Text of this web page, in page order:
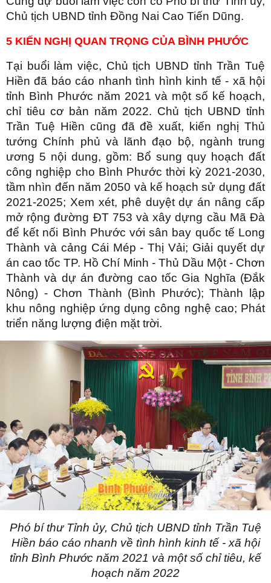
Chủ tịch UBND tỉnh Đồng Nai Cao Tiến Dũng.
5 KIẾN NGHỊ QUAN TRỌNG CỦA BÌNH PHƯỚC
Tại buổi làm việc, Chủ tịch UBND tỉnh Trần Tuệ
Hiền đã báo cáo nhanh tình hình kinh tế - xã hội
tỉnh Bình Phước năm 2021 và một số kế hoạch,
chỉ tiêu cơ bản năm 2022. Chủ tịch UBND tỉnh
Trần Tuệ Hiền cũng đã đề xuất, kiến nghị Thủ
tướng Chính phủ và lãnh đạo bộ, ngành trung
ương 5 nội dung, gồm: Bổ sung quy hoạch đất
công nghiệp cho Bình Phước thời kỳ 2021-2030,
tầm nhìn đến năm 2050 và kế hoạch sử dụng đất
2021-2025; Xem xét, phê duyệt dự án nâng cấp
mở rộng đường ĐT 753 và xây dựng cầu Mã Đà
để kết nối Bình Phước với sân bay quốc tế Long
Thành và cảng Cái Mép - Thị Vải; Giải quyết dự
án cao tốc TP. Hồ Chí Minh - Thủ Dầu Một - Chơn
Thành và dự án đường cao tốc Gia Nghĩa (Đắk
Nông) - Chơn Thành (Bình Phước); Thành lập
khu nông nghiệp ứng dụng công nghệ cao; Phát
triển năng lượng điện mặt trời.
Phó bí thư Tỉnh ủy, Chủ tịch UBND tỉnh Trần Tuệ
Hiền báo cáo nhanh về tình hình kinh tế - xã hội
tỉnh Bình Phước năm 2021 và một số chỉ tiêu, kế
hoạch năm 2022